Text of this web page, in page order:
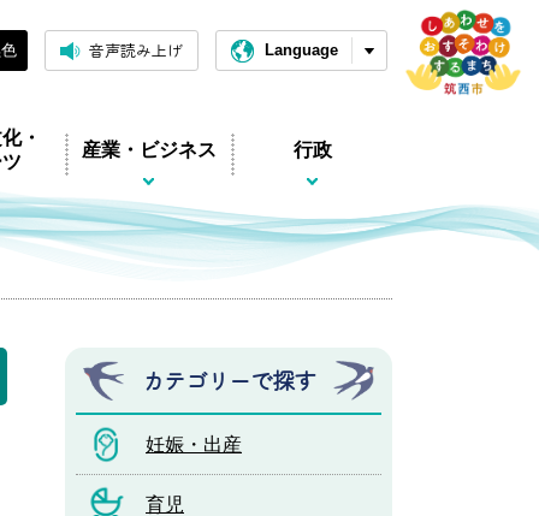
音声読み上げ Language
・
産業・ビジネス 行政
カテゴリーで探す
妊娠・出産
育児